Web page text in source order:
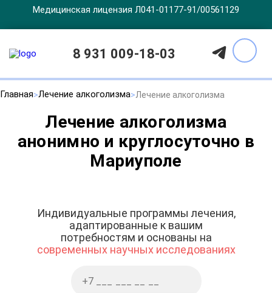
Медицинская лицензия Л041-01177-91/00561129
8 931 009-18-03
Главная Лечение алкоголизма Лечение алкоголизма
Лечение алкоголизма
анонимно и круглосуточно в
Мариуполе
Индивидуальные программы лечения,
адаптированные к вашим
потребностям и основаны на
современных научных исследованиях